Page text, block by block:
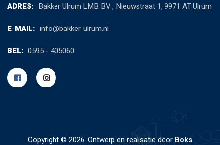
ADRES: Bakker Ulrum LMB BV , Nieuwstraat 1, 9971 AT Ulrum
E-MAIL: info@bakker-ulrum.nl
BEL: 0595 - 405060
Copyright © 2026. Ontwerp en realisatie door Boks